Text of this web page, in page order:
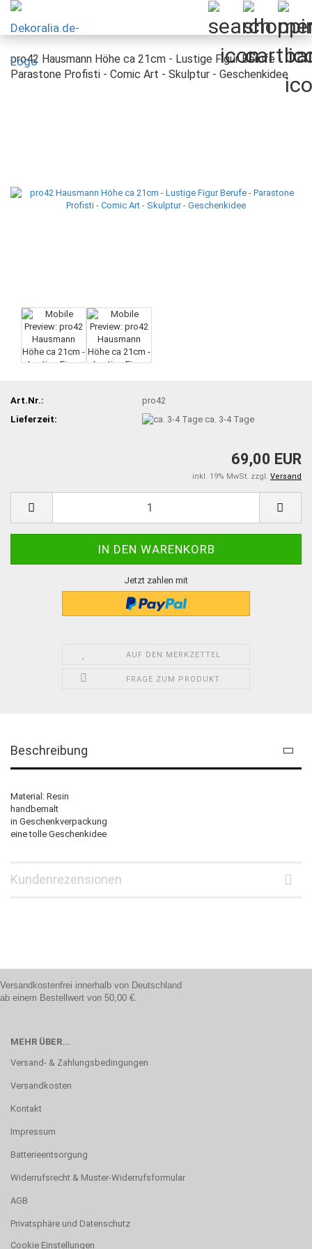
pro42 Hausmann Höhe ca 21cm - Lustige Figur Berufe -
Parastone Profisti - Comic Art - Skulptur - Geschenkidee
Art.Nr.:
pro42
Lieferzeit:
ca. 3-4 Tage
69,00 EUR
inkl. 19% MwSt. zzgl. Versand
Jetzt zahlen mit
AUF DEN MERKZETTEL
FRAGE ZUM PRODUKT
Beschreibung
Material: Resin
handbemalt
in Geschenkverpackung
eine tolle Geschenkidee
Kundenrezensionen
Versandkostenfrei innerhalb von Deutschland
ab einem Bestellwert von 50,00 €.
MEHR ÜBER...
Versand- & Zahlungsbedingungen
Versandkosten
Kontakt
Impressum
Batterieentsorgung
Widerrufsrecht & Muster-Widerrufsformular
AGB
Privatsphäre und Datenschutz
Cookie Einstellungen